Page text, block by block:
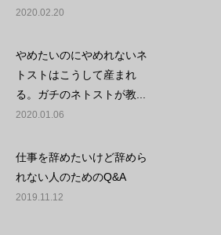
2020.02.20
やめたいのにやめれないネ
トストはこうして産まれ
る。ガチのネトストが教...
2020.01.06
仕事を辞めたいけど辞めら
れない人のためのQ&A
2019.11.12